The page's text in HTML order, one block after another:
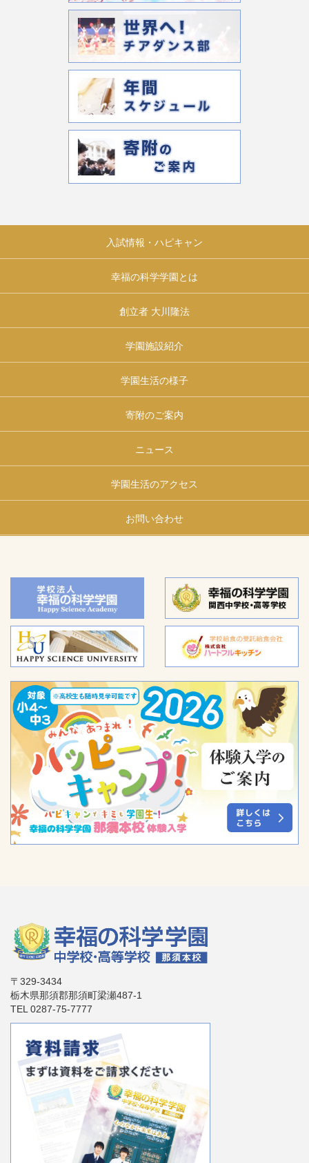
入試情報・ハピキャン
幸福の科学学園とは
創立者 大川隆法
学園施設紹介
学園生活の様子
寄附のご案内
ニュース
学園生活のアクセス
お問い合わせ
〒329-3434
栃木県那須郡那須町梁瀬487-1
TEL 0287-75-7777